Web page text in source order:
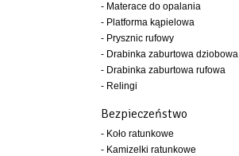
- Materace do opalania
- Platforma kąpielowa
- Prysznic rufowy
- Drabinka zaburtowa dziobowa
- Drabinka zaburtowa rufowa
- Relingi
Bezpieczeństwo
- Koło ratunkowe
- Kamizelki ratunkowe